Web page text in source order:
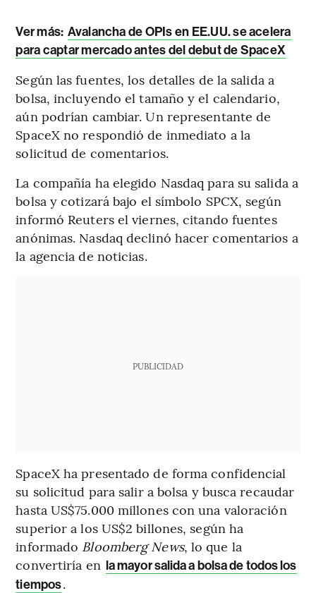
Ver más: Avalancha de OPIs en EE.UU. se acelera
para captar mercado antes del debut de SpaceX
Según las fuentes, los detalles de la salida a
bolsa, incluyendo el tamaño y el calendario,
aún podrían cambiar. Un representante de
SpaceX no respondió de inmediato a la
solicitud de comentarios.
La compañía ha elegido Nasdaq para su salida a
bolsa y cotizará bajo el símbolo SPCX, según
informó Reuters el viernes, citando fuentes
anónimas. Nasdaq declinó hacer comentarios a
la agencia de noticias.
PUBLICIDAD
SpaceX ha presentado de forma confidencial
su solicitud para salir a bolsa y busca recaudar
hasta US$75.000 millones con una valoración
superior a los US$2 billones, según ha
informado Bloomberg News, lo que la
convertiría en la mayor salida a bolsa de todos los
tiempos.